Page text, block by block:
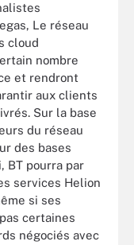
Le réseau
cloud
nombre
et rendront
aux clients
Sur la base
du réseau
des bases
BT pourra par
services Helion
si ses
certaines
négociés avec